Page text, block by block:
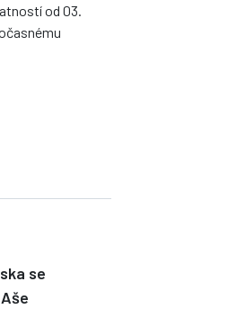
od 03.
se